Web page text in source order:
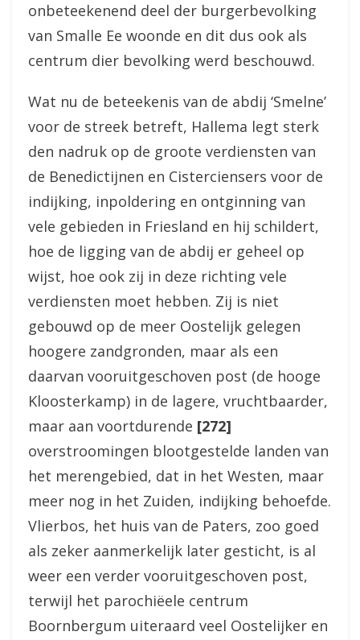
onbeteekenend deel der burgerbevolking
van Smalle Ee woonde en dit dus ook als
centrum dier bevolking werd beschouwd.
Wat nu de beteekenis van de abdij ‘Smelne’
voor de streek betreft, Hallema legt sterk
den nadruk op de groote verdiensten van
de Benedictijnen en Cisterciensers voor de
indijking, inpoldering en ontginning van
vele gebieden in Friesland en hij schildert,
hoe de ligging van de abdij er geheel op
wijst, hoe ook zij in deze richting vele
verdiensten moet hebben. Zij is niet
gebouwd op de meer Oostelijk gelegen
hoogere zandgronden, maar als een
daarvan vooruitgeschoven post (de hooge
Kloosterkamp) in de lagere, vruchtbaarder,
maar aan voortdurende [272]
overstroomingen blootgestelde landen van
het merengebied, dat in het Westen, maar
meer nog in het Zuiden, indijking behoefde.
Vlierbos, het huis van de Paters, zoo goed
als zeker aanmerkelijk later gesticht, is al
weer een verder vooruitgeschoven post,
terwijl het parochiëele centrum
Boornbergum uiteraard veel Oostelijker en